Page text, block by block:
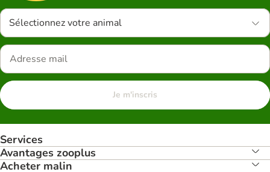
Sélectionnez votre animal
Je m'inscris
Services
Avantages zooplus
Acheter malin